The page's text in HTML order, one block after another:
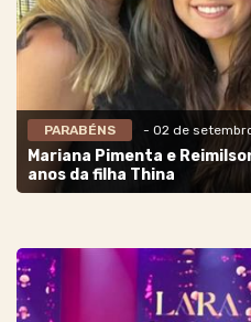
PARABÉNS - 02 de
Mariana Pimenta e
anos da filha Thina